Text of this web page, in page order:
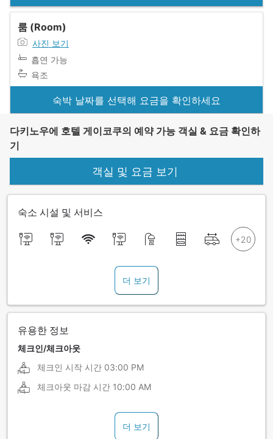
룸 (Room)
사진 보기
흡연 가능
욕조
숙박 날짜를 선택해 요금을 확인하세요
다키노우에 호텔 게이코쿠의 예약 가능 객실 & 요금 확인하
기
객실 및 요금 보기
숙소 시설 및 서비스
더 보기
유용한 정보
체크인/체크아웃
체크인 시작 시간 03:00 PM
체크아웃 마감 시간 10:00 AM
더 보기